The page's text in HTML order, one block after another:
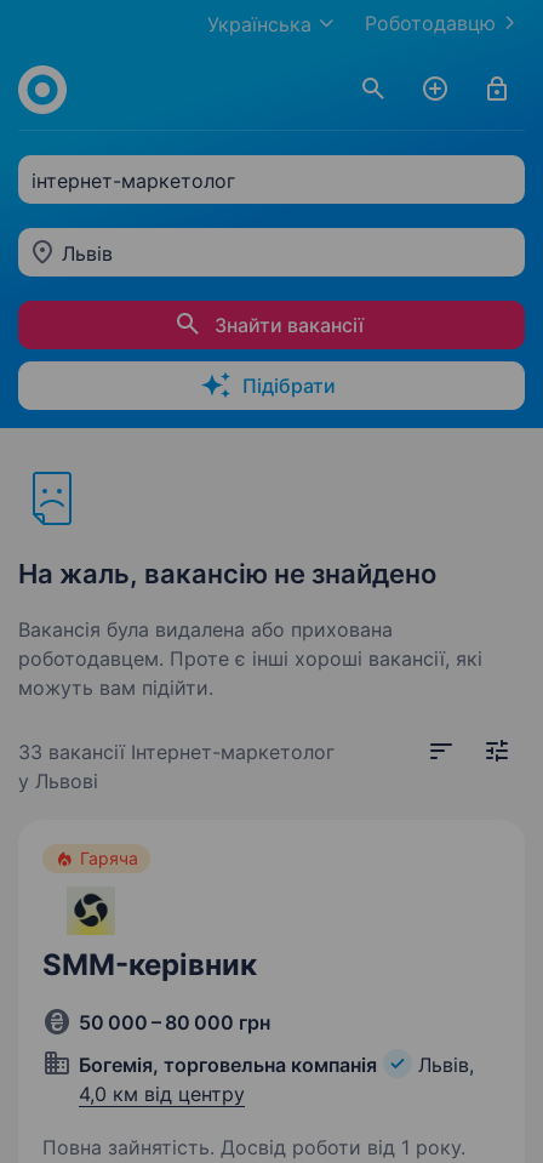
Роботодавцю
Українська
інтернет-маркетолог
Львів
Знайти вакансії
Підібрати
На жаль, вакансію не знайдено
Вакансія була видалена або прихована
роботодавцем. Проте є інші хороші вакансії, які
можуть вам підійти.
33 вакансії Інтернет-маркетолог
у Львові
Гаряча
SMM-керівник
50 000 – 80 000 грн
Богемія, торговельна компанія
Львів,
4,0 км від центру
Повна зайнятість. Досвід роботи від 1 року.